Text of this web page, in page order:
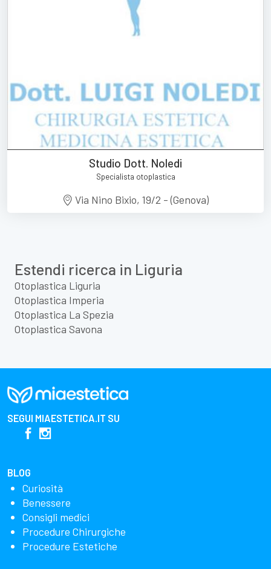
Studio Dott. Noledi
Specialista otoplastica
Via Nino Bixio, 19/2 - (Genova)
Estendi ricerca in Liguria
Otoplastica Liguria
Otoplastica Imperia
Otoplastica La Spezia
Otoplastica Savona
SEGUI MIAESTETICA.IT SU
BLOG
Curiosità
Benessere
Consigli medici
Procedure Chirurgiche
Procedure Estetiche